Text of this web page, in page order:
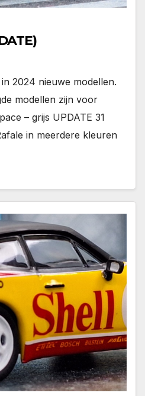
2024 nieuwe modellen.
modellen zijn voor
– grijs UPDATE 31
in meerdere kleuren